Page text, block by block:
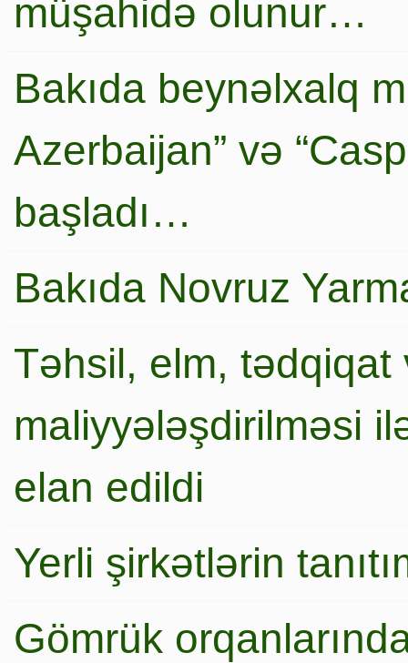
müşahidə olunur…
Bakıda beynəlxalq
Azerbaijan” və
başladı…
Bakıda Novruz
Təhsil, elm,
maliyyələşdirilməsi
elan edildi
Yerli şirkətlərin
Gömrük